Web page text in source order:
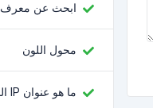
ابحث عن معرف Facebook
محول اللون
ما هو عنوان IP الخاص بي